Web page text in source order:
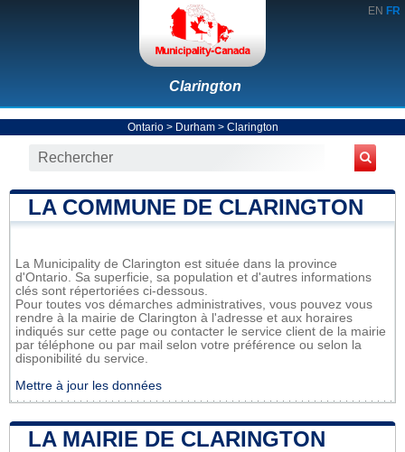
EN FR
Clarington
Ontario> Durham> Clarington
LA COMMUNE DE CLARINGTON
La Municipality de Clarington est située dans la province
d'Ontario. Sa superficie, sa population et d'autres informations
clés sont répertoriées ci-dessous.
Pour toutes vos démarches administratives, vous pouvez vous
rendre à la mairie de Clarington à l'adresse et aux horaires
indiqués sur cette page ou contacter le service client de la mairie
par téléphone ou par mail selon votre préférence ou selon la
disponibilité du service.
Mettre à jour les données
LA MAIRIE DE CLARINGTON